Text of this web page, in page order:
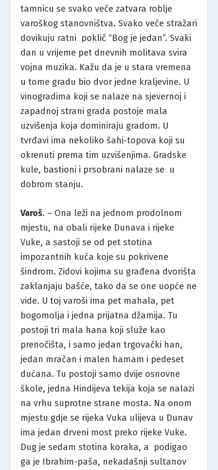
tamnicu se svako veče zatvara roblje
varoškog stanovništva. Svako veče stražari
dovikuju ratni poklič “Bog je jedan”. Svaki
dan u vrijeme pet dnevnih molitava svira
vojna muzika. Kažu da je u stara vremena
u tome gradu bio dvor jedne kraljevine. U
vinogradima koji se nalaze na sjevernoj i
zapadnoj strani grada postoje mala
uzvišenja koja dominiraju gradom. U
tvrđavi ima nekoliko šahi-topova koji su
okrenuti prema tim uzvišenjima. Gradske
kule, bastioni i prsobrani nalaze se u
dobrom stanju.
Varoš. – Ona leži na jednom prodolnom
mjestu, na obali rijeke Dunava i rijeke
Vuke, a sastoji se od pet stotina
impozantnih kuća koje su pokrivene
šindrom. Zidovi kojima su građena dvorišta
zaklanjaju bašće, tako da se one uopće ne
vide. U toj varoši ima pet mahala, pet
bogomolja i jedna prijatna džamija. Tu
postoji tri mala hana koji služe kao
prenočišta, i samo jedan trgovački han,
jedan mračan i malen hamam i pedeset
dućana. Tu postoji samo dvije osnovne
škole, jedna Hindijeva tekija koja se nalazi
na vrhu suprotne strane mosta. Na onom
mjestu gdje se rijeka Vuka ulijeva u Dunav
ima jedan drveni most preko rijeke Vuke.
Dug je sedam stotina koraka, a podigao
ga je Ibrahim-paša, nekadašnji sultanov